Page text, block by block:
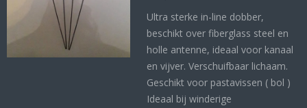
Ultra sterke in-line dobber,
beschikt over fiberglass steel en
holle antenne, ideaal voor kanaal
en vijver. Verschuifbaar lichaam.
Geschikt voor pastavissen ( bol )
Ideaal bij winderige